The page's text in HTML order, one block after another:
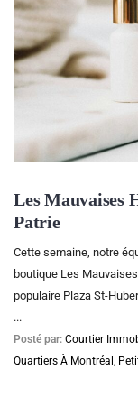
Les Mauvaises
Patrie
Cette semaine, notre
boutique Les
populaire Plaza St-
...
Posté par: Courtier
Quartiers À Montréal